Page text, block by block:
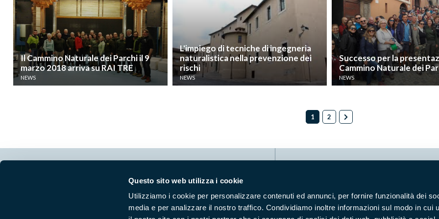
Questo sito web utilizza i cookie
Utilizziamo i cookie per personalizzare contenuti ed annunci, per fornire funzionalità dei
media e per analizzare il nostro traffico. Condividiamo inoltre informazioni sul modo in cui
Il Cammino Naturale dei Parchi il 9
marzo 2018 arriva su RAI TRE
NEWS
L'impiego di tecniche di ingegneria
naturalistica nella prevenzione dei
rischi
NEWS
Successo per la
Cammino Naturale dei
NEWS
1 2
Enti di gestione